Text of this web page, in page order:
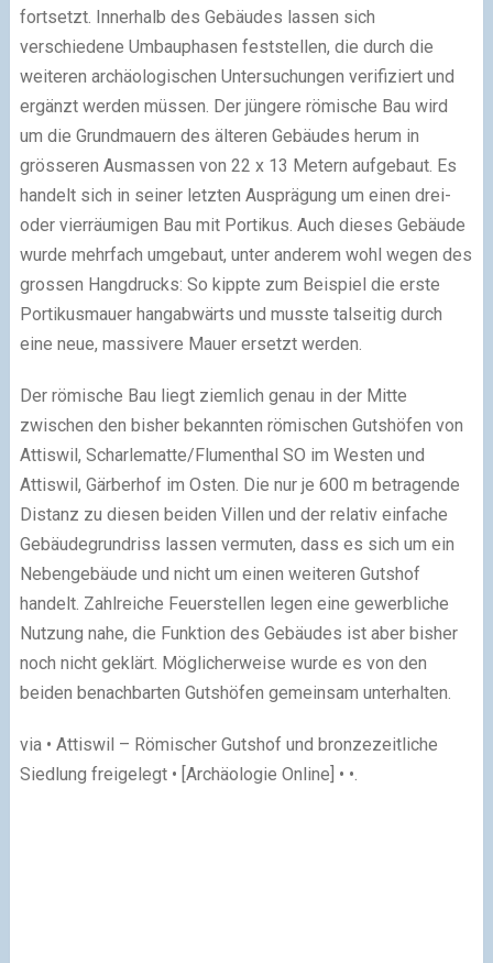
fortsetzt. Innerhalb des Gebäudes lassen sich
verschiedene Umbauphasen feststellen, die durch die
weiteren archäologischen Untersuchungen verifiziert und
ergänzt werden müssen. Der jüngere römische Bau wird
um die Grundmauern des älteren Gebäudes herum in
grösseren Ausmassen von 22 x 13 Metern aufgebaut. Es
handelt sich in seiner letzten Ausprägung um einen drei-
oder vierräumigen Bau mit Portikus. Auch dieses Gebäude
wurde mehrfach umgebaut, unter anderem wohl wegen des
grossen Hangdrucks: So kippte zum Beispiel die erste
Portikusmauer hangabwärts und musste talseitig durch
eine neue, massivere Mauer ersetzt werden.
Der römische Bau liegt ziemlich genau in der Mitte
zwischen den bisher bekannten römischen Gutshöfen von
Attiswil, Scharlematte/Flumenthal SO im Westen und
Attiswil, Gärberhof im Osten. Die nur je 600 m betragende
Distanz zu diesen beiden Villen und der relativ einfache
Gebäudegrundriss lassen vermuten, dass es sich um ein
Nebengebäude und nicht um einen weiteren Gutshof
handelt. Zahlreiche Feuerstellen legen eine gewerbliche
Nutzung nahe, die Funktion des Gebäudes ist aber bisher
noch nicht geklärt. Möglicherweise wurde es von den
beiden benachbarten Gutshöfen gemeinsam unterhalten.
via • Attiswil – Römischer Gutshof und bronzezeitliche
Siedlung freigelegt • [Archäologie Online] • •.